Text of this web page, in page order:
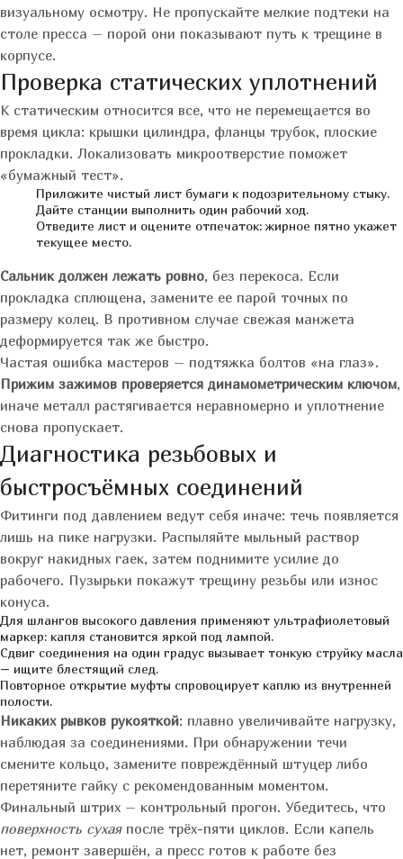
визуальному осмотру. Не пропускайте мелкие подтеки на
столе пресса – порой они показывают путь к трещине в
корпусе.
Проверка статических уплотнений
К статическим относится все, что не перемещается во
время цикла: крышки цилиндра, фланцы трубок, плоские
прокладки. Локализовать микроотверстие поможет
«бумажный тест».
Приложите чистый лист бумаги к подозрительному стыку.
Дайте станции выполнить один рабочий ход.
Отведите лист и оцените отпечаток: жирное пятно укажет
текущее место.
Сальник должен лежать ровно, без перекоса. Если
прокладка сплющена, замените ее парой точных по
размеру колец. В противном случае свежая манжета
деформируется так же быстро.
Частая ошибка мастеров – подтяжка болтов «на глаз».
Прижим зажимов проверяется динамометрическим ключом,
иначе металл растягивается неравномерно и уплотнение
снова пропускает.
Диагностика резьбовых и
быстросъёмных соединений
Фитинги под давлением ведут себя иначе: течь появляется
лишь на пике нагрузки. Распыляйте мыльный раствор
вокруг накидных гаек, затем поднимите усилие до
рабочего. Пузырьки покажут трещину резьбы или износ
конуса.
Для шлангов высокого давления применяют ультрафиолетовый
маркер: капля становится яркой под лампой.
Сдвиг соединения на один градус вызывает тонкую струйку масла
– ищите блестящий след.
Повторное открытие муфты спровоцирует каплю из внутренней
полости.
Никаких рывков рукояткой: плавно увеличивайте нагрузку,
наблюдая за соединениями. При обнаружении течи
смените кольцо, замените повреждённый штуцер либо
перетяните гайку с рекомендованным моментом.
Финальный штрих – контрольный прогон. Убедитесь, что
поверхность сухаяпосле трёх-пяти циклов. Если капель
нет, ремонт завершён, а пресс готов к работе без